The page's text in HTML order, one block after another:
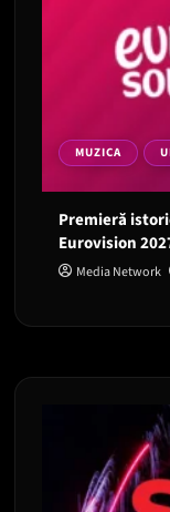
MUZICA
Premieră
Eurovision
Media Network